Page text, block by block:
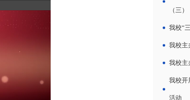
（三）
我校“
我校主
我校主
我校开
活动